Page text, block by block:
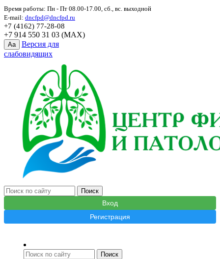
Время работы: Пн - Пт 08.00-17.00, сб., вс. выходной
E-mail: dncfpd@dncfpd.ru
+7 (4162) 77-28-08
+7 914 550 31 03 (MAX)
Aa
Версия для
слабовидящих
Вход
Регистрация